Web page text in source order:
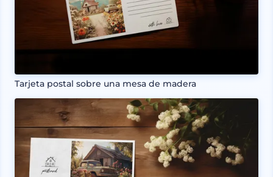
Tarjeta postal sobre una mesa de madera